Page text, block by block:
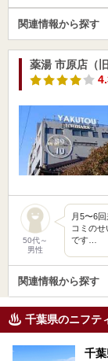
関連情報から探す
薬湯 市原店（
50代～
男性
月5〜6
コミの
です…
関連情報から探す
千葉県のニフテ
千